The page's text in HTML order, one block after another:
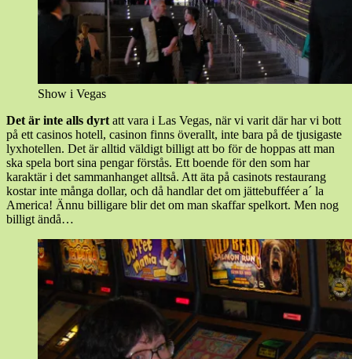
Show i Vegas
Det är inte alls dyrt att vara i Las Vegas, när vi varit där har vi bott
på ett casinos hotell, casinon finns överallt, inte bara på de tjusigaste
lyxhotellen. Det är alltid väldigt billigt att bo för de hoppas att man
ska spela bort sina pengar förstås. Ett boende för den som har
karaktär i det sammanhanget alltså. Att äta på casinots restaurang
kostar inte många dollar, och då handlar det om jättebufféer a´ la
America! Ännu billigare blir det om man skaffar spelkort. Men nog
billigt ändå…